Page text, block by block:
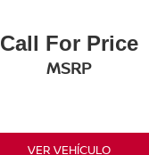
Call For Price
MSRP
VER VEHÍCULO